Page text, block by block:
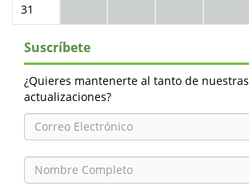
31
Suscríbete
¿Quieres mantenerte al tanto de nuestras
actualizaciones?